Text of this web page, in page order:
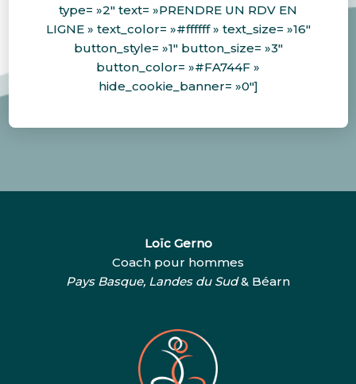
type= »2″ text= »PRENDRE UN RDV EN
LIGNE » text_color= »#ffffff » text_size= »16″
button_style= »1″ button_size= »3″
button_color= »#FA744F »
hide_cookie_banner= »0″]
Loïc Gerno
Coach pour hommes
Pays Basque, Landes du Sud& Béarn